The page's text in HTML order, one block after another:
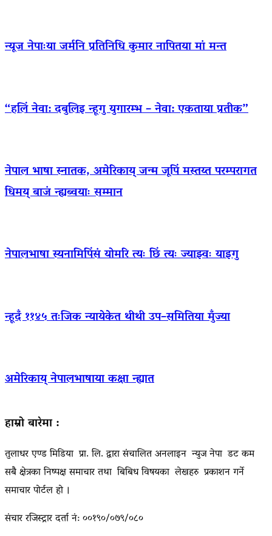
न्यूज नेपाःया जर्मनि प्रतिनिधि कुमार नापितया मां मन्त
“हलिं नेवा: दबुलिइ न्हूगु युगारम्भ – नेवा: एकताया प्रतीक”
नेपाल भाषा स्नातक, अमेरिकाय् जन्म जूपिं मस्तय्त परम्परागत
धिमय् बाजं न्ह्यब्वयाः सम्मान
नेपालभाषा स्यनामिपिंसं योमरि त्यः छिं त्यः ज्याझ्वः याइगु
न्हूदँ ११४५ तःजिक न्यायेकेत थीथी उप–समितिया मुँज्या
अमेरिकाय् नेपालभाषाया कक्षा न्ह्यात
हाम्रो बारेमा :
तुलाधर एण्ड मिडिया प्रा. लि. द्वारा संचालित अनलाइन न्युज नेपा डट कम
सबै क्षेत्रका निष्पक्ष समाचार तथा बिबिध विषयका लेखहरु प्रकाशन गर्ने
समाचार पोर्टल हो ।
संचार रजिस्ट्रार दर्ता नं: ००१९०/०७९/०८०